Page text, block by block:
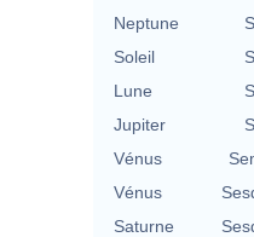
Neptune
Soleil
Lune
Jupiter
Vénus
Vénus
Saturne